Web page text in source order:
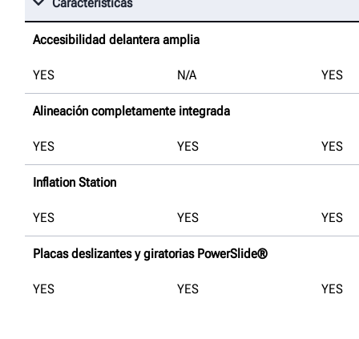
Accesibilidad delantera amplia
YES N/A YES
Alineación completamente integrada
YES YES YES
Inflation Station
YES YES YES
Placas deslizantes y giratorias PowerSlide®
YES YES YES